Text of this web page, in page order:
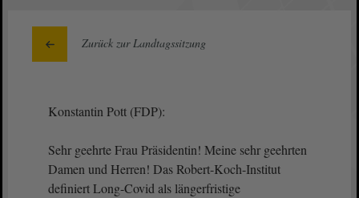
Zurück zur Landtagssitzung
Konstantin Pott (FDP):
Sehr geehrte Frau Präsidentin! Meine sehr geehrten
Damen und Herren! Das Robert-Koch-Institut
definiert Long-Covid als längerfristige